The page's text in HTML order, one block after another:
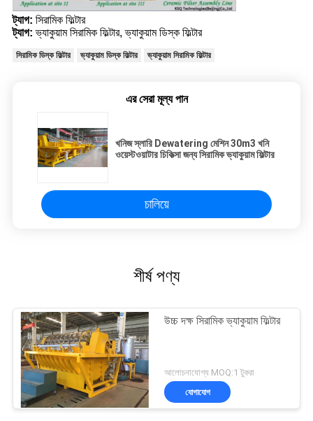
ট্যাগ: সিরামিক ফিল্টার
ট্যাগ:ভ্যাকুয়াম সিরামিক ফিল্টার,ভ্যাকুয়াম ডিস্ক ফিল্টার
সিরামিক ডিস্ক ফিল্টার ভ্যাকুয়াম ডিস্ক ফিল্টার ভ্যাকুয়াম সিরামিক ফিল্টার
এর সেরা মূল্য পান
খনিজ স্লারি Dewatering মেশিন 30m3 খনি
ওয়েস্টওয়াটার চিকিত্সা জন্য সিরামিক ভ্যাকুয়াম ফিল্টার
চালিয়ে
শীর্ষ পণ্য
উচ্চ দক্ষ সিরামিক ভ্যাকুয়াম ফিল্টার
আলোচনাযোগ্য MOQ:1 টুকরা
যোগাযোগ